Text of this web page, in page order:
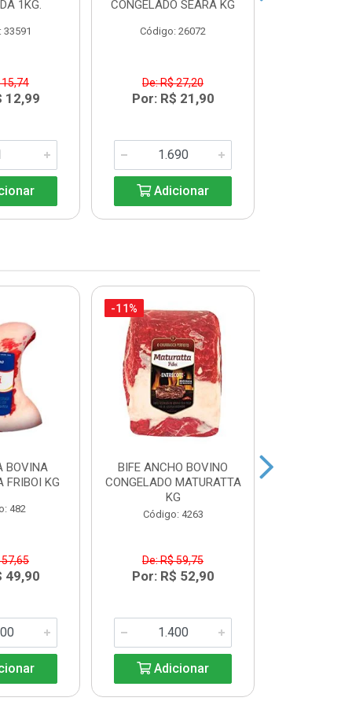
1KG.
33591
15,74
12,99
CONGELADO SEARA KG
Código: 26072
De: R$ 27,20
Por: R$ 21,90
Adicionar
BOVINA
FRIBOI KG
482
57,65
49,90
-11%
BIFE ANCHO BOVINO
CONGELADO MATURATTA
KG
Código: 4263
De: R$ 59,75
Por: R$ 52,90
Adicionar